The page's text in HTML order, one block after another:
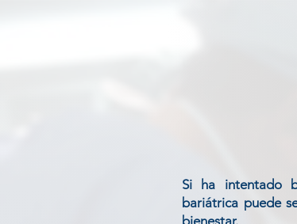
Si ha intentado
bariátrica puede
bienestar.